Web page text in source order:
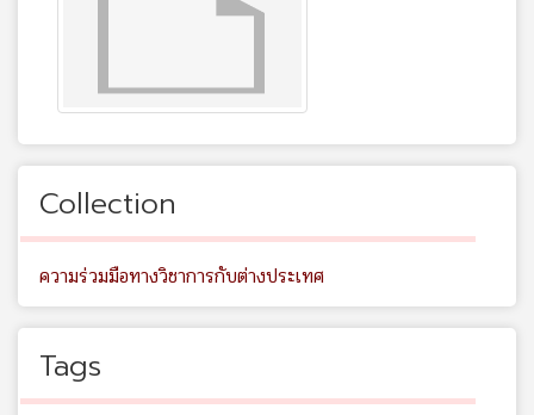
Collection
ความร่วมมือทางวิชาการกับต่างประเทศ
Tags